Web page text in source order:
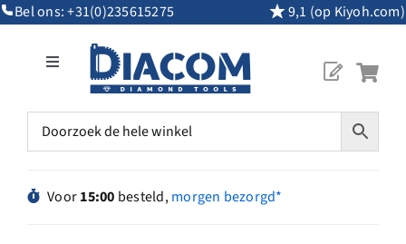
GaBel ons:+31(0)235615275 9,1 (op Kiyoh.com)
Toggle
Navigation
Mijn Account
Voor15:00 besteld,morgen bezorgd*